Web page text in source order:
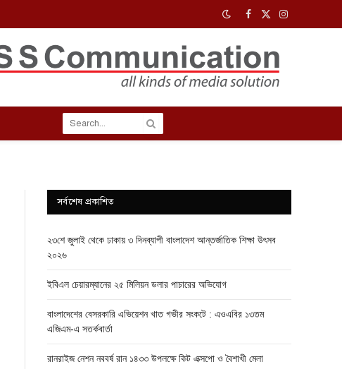
Facebook
X
Instagram
সর্বশেষ প্রকাশিত
২৩শে জুলাই থেকে ঢাকায় ৩ দিনব্যাপী বাংলাদেশ আন্তর্জাতিক শিক্ষা উৎসব
২০২৬
ইবিএল চেয়ারম্যানের ২৫ মিলিয়ন ডলার পাচারের অভিযোগ
বাংলাদেশের বেসরকারি এভিয়েশন খাত গভীর সংকটে : এওএবির ১৩তম
এজিএম-এ সতর্কবার্তা
রানরাইজ নেশন নববর্ষ রান ১৪৩৩ উপলক্ষে কিট এক্সপো ও বৈশাখী মেলা